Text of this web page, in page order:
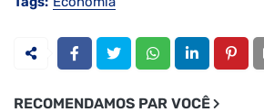
RECOMENDAMOS PAR VOCÊ